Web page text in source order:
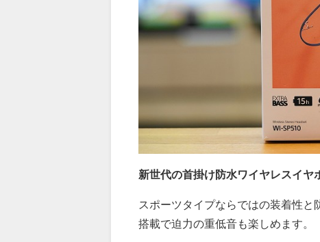
新世代の首掛け防水ワイヤレスイヤ
スポーツタイプならではの装着性と
搭載で迫力の重低音も楽しめます。